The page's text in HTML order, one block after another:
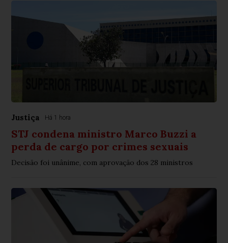
Justiça Há 1 hora
STJ condena ministro Marco Buzzi a
perda de cargo por crimes sexuais
Decisão foi unânime, com aprovação dos 28 ministros